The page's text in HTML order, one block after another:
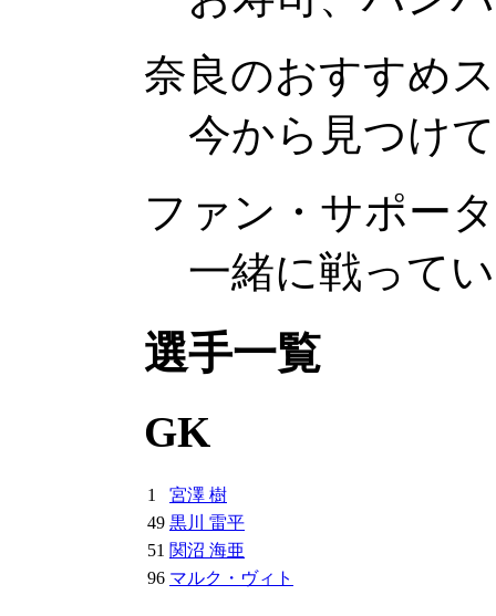
奈良のおすすめ
今から見つけ
ファン・サポー
一緒に戦って
選手一覧
GK
1
宮澤 樹
49 黒川 雷平
51 関沼 海亜
96 マルク・ヴィト